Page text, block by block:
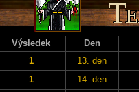
Výsledek
Den
1
13. den
1
14. den